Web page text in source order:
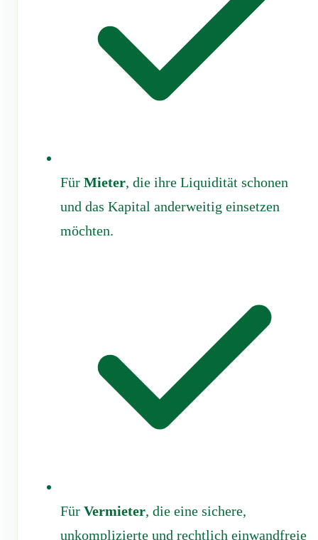
Für Mieter, die ihre Liquidität schonen
und das Kapital anderweitig einsetzen
möchten.
Für Vermieter, die eine sichere,
unkomplizierte und rechtlich einwandfreie